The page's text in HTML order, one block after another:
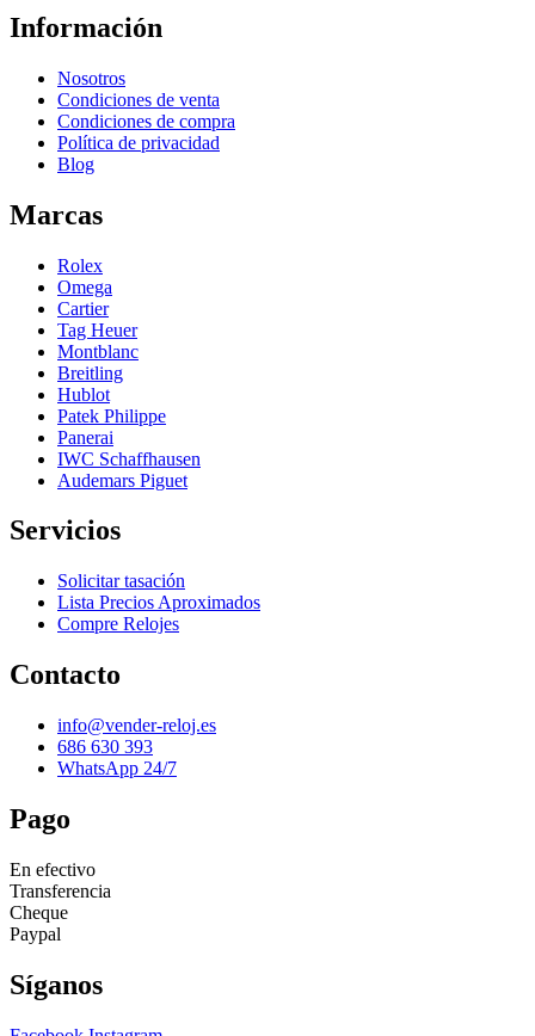
Información
Nosotros
Condiciones de venta
Condiciones de compra
Política de privacidad
Blog
Marcas
Rolex
Omega
Cartier
Tag Heuer
Montblanc
Breitling
Hublot
Patek Philippe
Panerai
IWC Schaffhausen
Audemars Piguet
Servicios
Solicitar tasación
Lista Precios Aproximados
Compre Relojes
Contacto
info@vender-reloj.es
686 630 393
WhatsApp 24/7
Pago
En efectivo
Transferencia
Cheque
Paypal
Síganos